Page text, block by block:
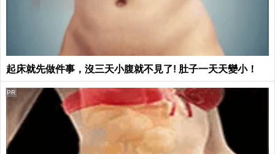
起床就先做件事，沒三天小腹就不見了! 肚子一天天變小！
PR